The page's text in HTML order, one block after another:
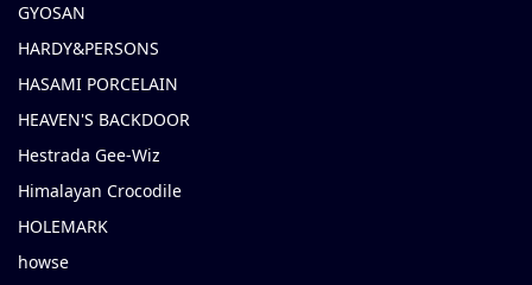
GYOSAN
HARDY&PERSONS
HASAMI PORCELAIN
HEAVEN'S BACKDOOR
Hestrada Gee-Wiz
Himalayan Crocodile
HOLEMARK
howse